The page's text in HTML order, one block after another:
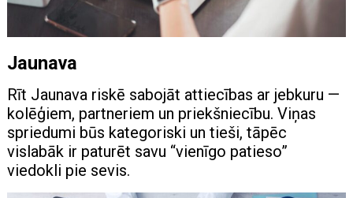
Jaunava
Rīt Jaunava riskē sabojāt attiecības ar jebkuru —
kolēģiem, partneriem un priekšniecību. Viņas
spriedumi būs kategoriski un tieši, tāpēc
vislabāk ir paturēt savu “vienīgo patieso”
viedokli pie sevis.